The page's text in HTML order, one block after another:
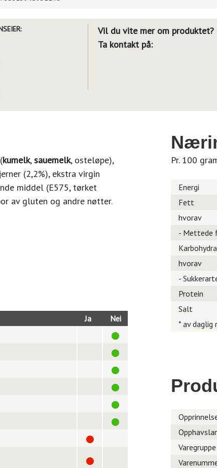
Vil du vite mer om produktet?
Ta kontakt på:
(kumelk,sauemelk, osteløpe),
(2,2%), ekstra virgin
middel (E575, tørket
av gluten og andre nøtter.
Ja
Nei
Pr. 100
Energi
Fett
hvorav
- Mettede
hvorav
-
Protein
Salt
* av daglig
Varegruppe